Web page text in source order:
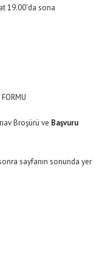
19.00’da sona
Broşürü ve Başvuru
sayfanın sonunda yer